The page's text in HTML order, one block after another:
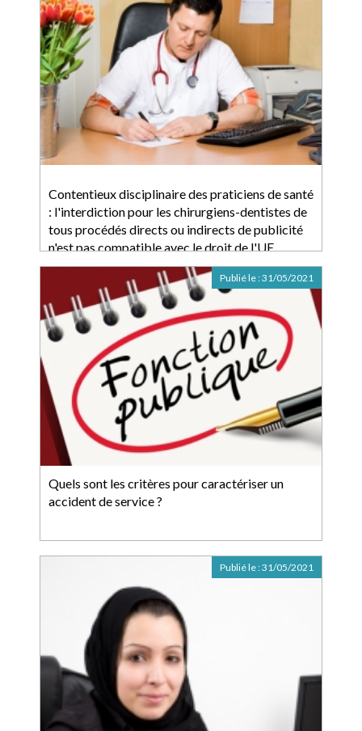
Contentieux disciplinaire des praticiens de santé
: l'interdiction pour les chirurgiens-dentistes de
tous procédés directs ou indirects de publicité
n'est pas compatible avec le droit de l'UE
Quels sont les critères pour caractériser un
accident de service ?
Publié le :31/05/2021
Publié le :31/05/2021